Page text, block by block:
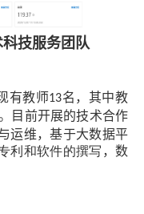
技服务团队
有教师13名，其中教
目前开展的技术合作
运维，基于大数据平
利和软件的撰写 ，数